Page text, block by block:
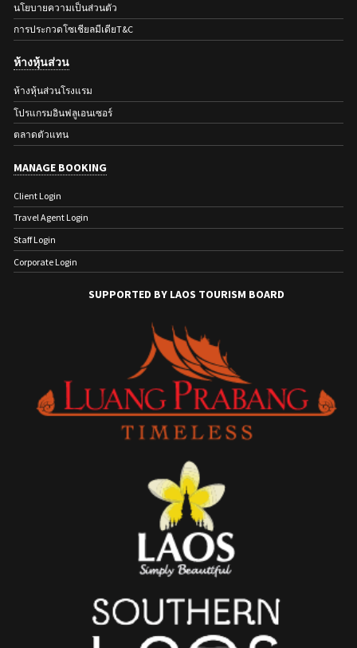
นโยบายความเป็นส่วนตัว
การประกวดโซเชียลมีเดียT&C
ห้างหุ้นส่วน
ห้างหุ้นส่วนโรงแรม
โปรแกรมอินฟลูเอนเซอร์
ตลาดตัวแทน
MANAGE BOOKING
Client Login
Travel Agent Login
Staff Login
Corporate Login
SUPPORTED BY LAOS TOURISM BOARD